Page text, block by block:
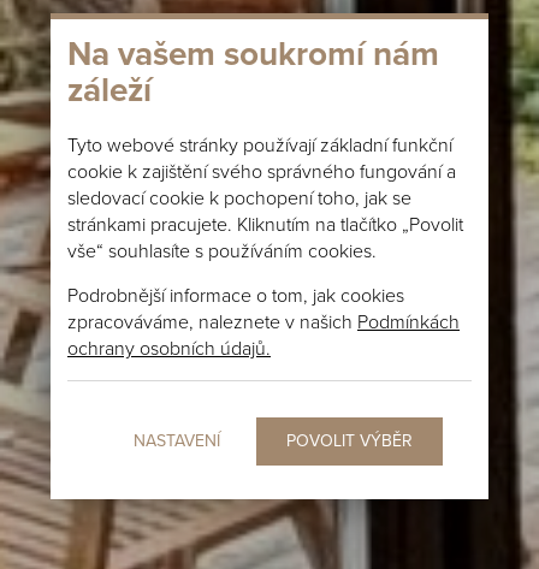
Na vašem soukromí nám
záleží
Tyto webové stránky používají základní funkční
cookie k zajištění svého správného fungování a
sledovací cookie k pochopení toho, jak se
stránkami pracujete. Kliknutím na tlačítko „Povolit
vše“ souhlasíte s používáním cookies.
Podrobnější informace o tom, jak cookies
zpracováváme, naleznete v našich Podmínkách
ochrany osobních údajů.
NASTAVENÍ